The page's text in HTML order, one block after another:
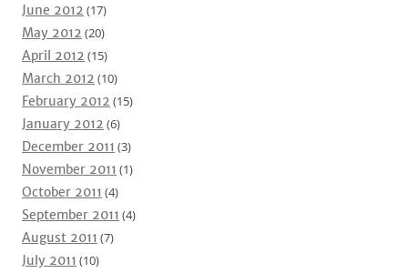
June 2012 (17)
May 2012 (20)
April 2012 (15)
March 2012 (10)
February 2012 (15)
January 2012 (6)
December 2011 (3)
November 2011 (1)
October 2011 (4)
September 2011 (4)
August 2011 (7)
July 2011 (10)